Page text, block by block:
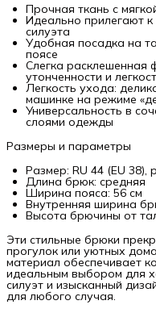
Прочная ткань с
Идеально прилегают к
силуэта
Удобная посадка на
поясе
Слегка
утонченности и
Легкость ухода:
машинке на режиме
Универсальность в
слоями одежды
Размеры и параметры
Размер: RU 44 (EU 38),
Длина брюк: средняя
Ширина пояса: 56 см
Внутренняя ширина
Высота брючины от
Эти стильные брюки
прогулок или уютных
материал обеспечивает
идеальным выбором для
силуэт и изысканный
для любого случая.